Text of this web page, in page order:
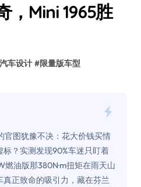
，Mini 1965胜
车设计 #限量版车型
官图犹豫不决：花大价钱买情
？实测发现90%车迷只盯着
燃油版那380N·m扭矩在雨天山
正致命的吸引力，藏在芬兰